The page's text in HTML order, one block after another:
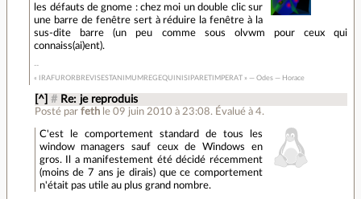
les défauts de gnome : chez moi un double clic sur
une barre de fenêtre sert à réduire la fenêtre à la
sus-dite barre (un peu comme sous olvwm pour ceux qui
connaiss(ai)ent).
« IRAFURORBREVISESTANIMUMREGEQUINISIPARETIMPERAT » — Odes — Horace
[^] # Re: je reproduis
Posté par feth le 09 juin 2010 à 23:08. Évalué à 4.
C'est le comportement standard de tous les
window managers sauf ceux de Windows en
gros. Il a manifestement été décidé récemment
(moins de 7 ans je dirais) que ce comportement
n'était pas utile au plus grand nombre.